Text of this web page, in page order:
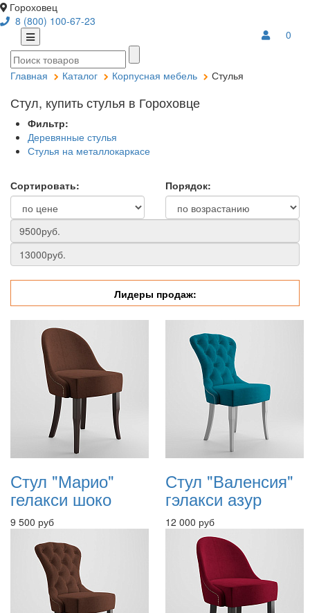
Гороховец
8 (800) 100-67-23
0
Главная Каталог Корпусная мебель Стулья
Стул, купить стулья в Гороховце
Фильтр:
Деревянные стулья
Стулья на металлокаркасе
Сортировать: Порядок:
Лидеры продаж:
Стул "Марио"
гелакси шоко
9 500 руб
Стул "Валенсия"
гэлакси азур
12 000 руб